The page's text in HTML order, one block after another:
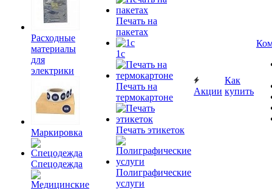
Расходные
материалы
для
электрики
Маркировка
Спецодежда
Печать на
пакетах
1c
Печать на
термокартоне
Печать этикеток
Полиграфические
услуги
Акции
Как
купить